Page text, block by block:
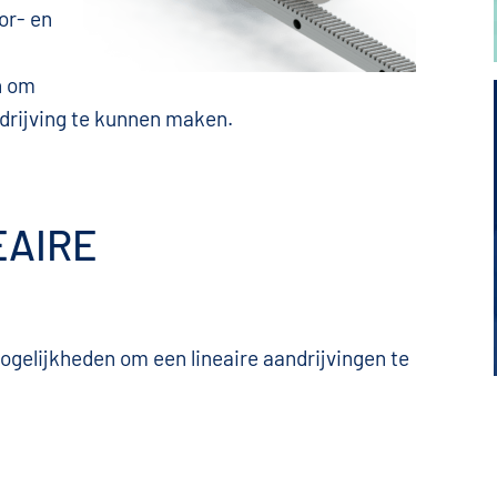
en
om
te kunnen maken.
om een lineaire aandrijvingen te